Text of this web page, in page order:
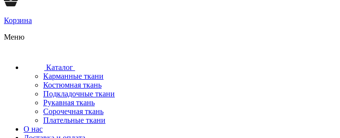
Корзина
Меню
Каталог
Карманные ткани
Костюмная ткань
Подкладочные ткани
Рукавная ткань
Сорочечная ткань
Плательные ткани
О нас